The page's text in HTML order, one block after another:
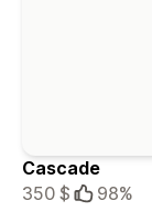
Cascade
350 $
98%